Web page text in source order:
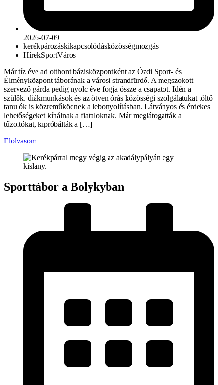
2026-07-09
kerékpározáskikapcsolódásközösségmozgás
HírekSportVáros
Már tíz éve ad otthont bázisközpontként az Ózdi Sport- és
Élményközpont táborának a városi strandfürdő. A megszokott
szervező gárda pedig nyolc éve fogja össze a csapatot. Idén a
szülők, diákmunkások és az ötven órás közösségi szolgálatukat töltő
tanulók is közreműködnek a lebonyolításban. Látványos és érdekes
lehetőségeket kínálnak a fiataloknak. Már meglátogatták a
tűzoltókat, kipróbálták a […]
Elolvasom
Sporttábor a Bolykyban